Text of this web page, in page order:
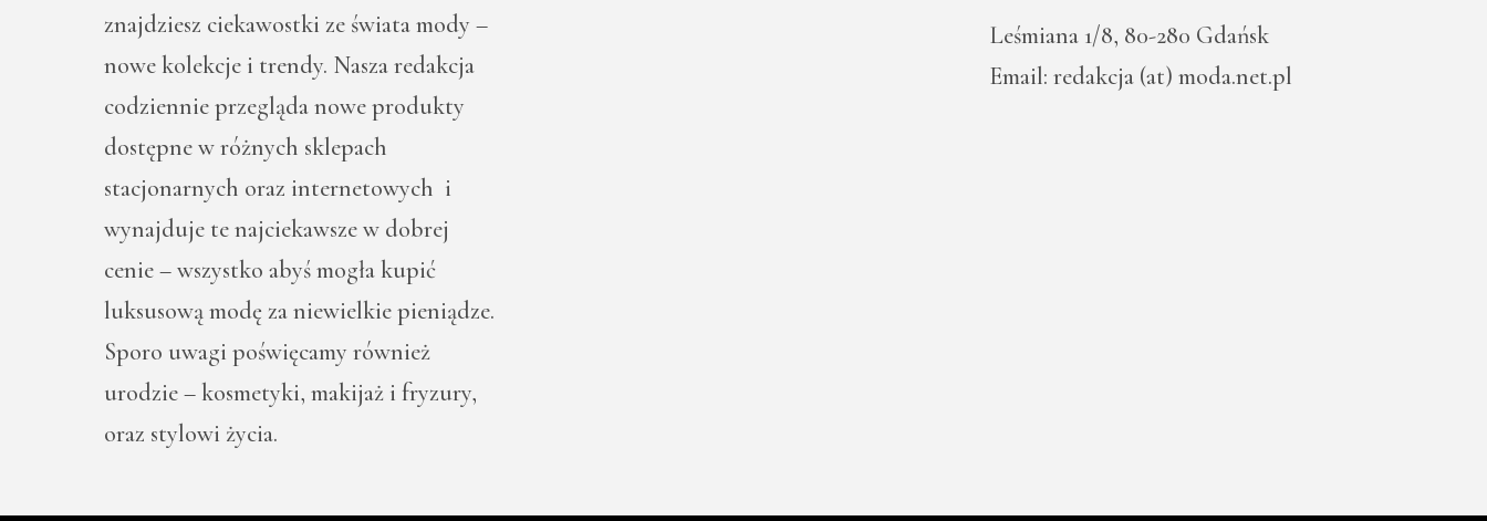
znajdziesz ciekawostki ze świata mody –
nowe kolekcje i trendy. Nasza redakcja
codziennie przegląda nowe produkty
dostępne w różnych sklepach
stacjonarnych oraz internetowych i
wynajduje te najciekawsze w dobrej
cenie – wszystko abyś mogła kupić
luksusową modę za niewielkie pieniądze.
Sporo uwagi poświęcamy również
urodzie – kosmetyki, makijaż i fryzury,
oraz stylowi życia.
Leśmiana 1/8, 80-280 Gdańsk
Email: redakcja (at) moda.net.pl